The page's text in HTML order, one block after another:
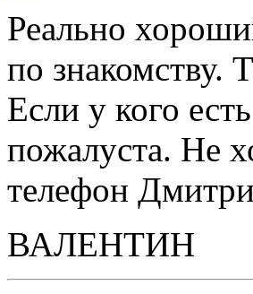
Реально
по знакомству.
Если у кого
пожалуста. Не
телефон
ВАЛЕНТИН